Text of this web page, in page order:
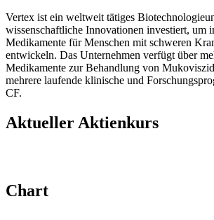
Vertex ist ein weltweit tätiges
wissenschaftliche Innovationen investiert, um
Medikamente für Menschen mit schweren
entwickeln. Das Unternehmen verfügt über
Medikamente zur Behandlung von
mehrere laufende klinische und
CF.
Aktueller Aktienkurs​
Chart